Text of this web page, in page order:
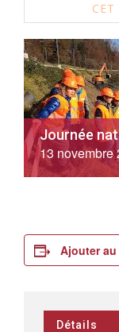
CET
Journée
13 novembre
Ajouter
Détails